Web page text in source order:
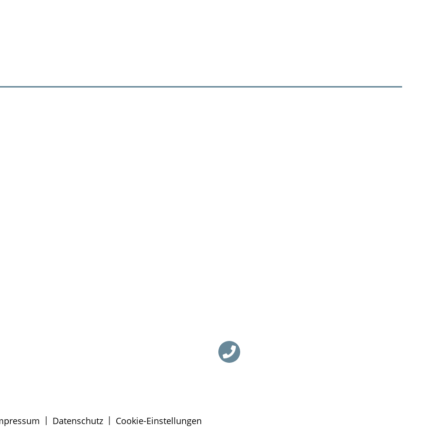
| Datenschutz | Cookie-Einstellungen